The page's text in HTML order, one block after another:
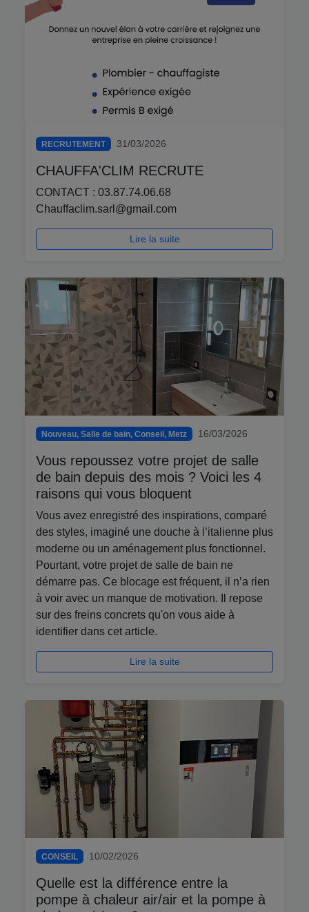
RECRUTEMENT 31/03/2026
CHAUFFA'CLIM RECRUTE
CONTACT : 03.87.74.06.68
Chauffaclim.sarl@gmail.com
Lire la suite
Nouveau, Salle de bain, Conseil, Metz 16/03/2026
Vous repoussez votre projet de salle
de bain depuis des mois ? Voici les 4
raisons qui vous bloquent
Vous avez enregistré des inspirations, comparé
des styles, imaginé une douche à l’italienne plus
moderne ou un aménagement plus fonctionnel.
Pourtant, votre projet de salle de bain ne
démarre pas. Ce blocage est fréquent, il n’a rien
à voir avec un manque de motivation. Il repose
sur des freins concrets qu'on vous aide à
identifier dans cet article.
Lire la suite
CONSEIL 10/02/2026
Quelle est la différence entre la
pompe à chaleur air/air et la pompe à